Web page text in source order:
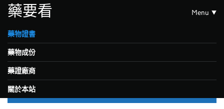
藥要看 Menu
藥物證書
藥物成份
藥證廠商
關於本站